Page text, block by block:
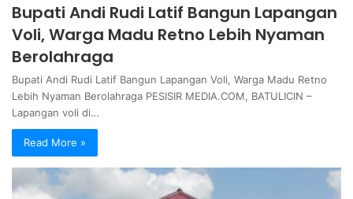
Bupati Andi Rudi Latif Bangun Lapangan
Voli, Warga Madu Retno Lebih Nyaman
Berolahraga
Bupati Andi Rudi Latif Bangun Lapangan Voli, Warga Madu Retno
Lebih Nyaman Berolahraga PESISIR MEDIA.COM, BATULICIN –
Lapangan voli di…
Read More »